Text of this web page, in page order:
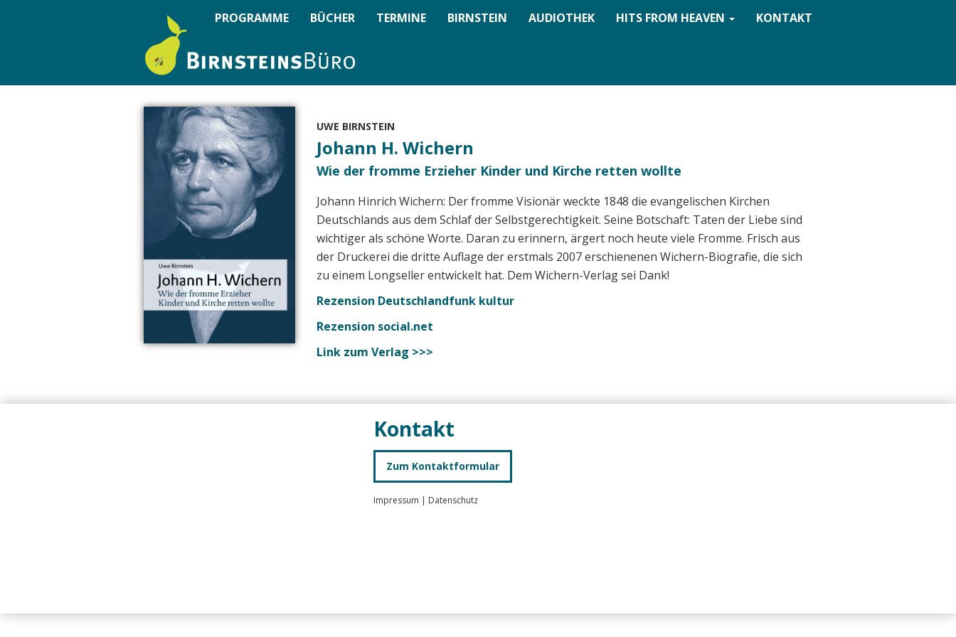
PROGRAMME BÜCHER TERMINE BIRNSTEIN AUDIOTHEK HITS FROM HEAVEN KONTAKT
UWE BIRNSTEIN
Johann H. Wichern
Wie der fromme Erzieher Kinder und Kirche retten wollte
Johann Hinrich Wichern: Der fromme Visionär weckte 1848 die evangelischen Kirchen
Deutschlands aus dem Schlaf der Selbstgerechtigkeit. Seine Botschaft: Taten der Liebe sind
wichtiger als schöne Worte. Daran zu erinnern, ärgert noch heute viele Fromme. Frisch aus
der Druckerei die dritte Auflage der erstmals 2007 erschienenen Wichern-Biografie, die sich
zu einem Longseller entwickelt hat. Dem Wichern-Verlag sei Dank!
Rezension Deutschlandfunk kultur
Rezension social.net
Link zum Verlag >>>
Kontakt
Zum Kontaktformular
Impressum | Datenschutz